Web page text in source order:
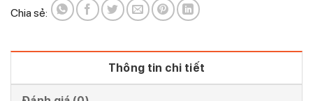
Chia sẻ:
Thông tin chi tiết